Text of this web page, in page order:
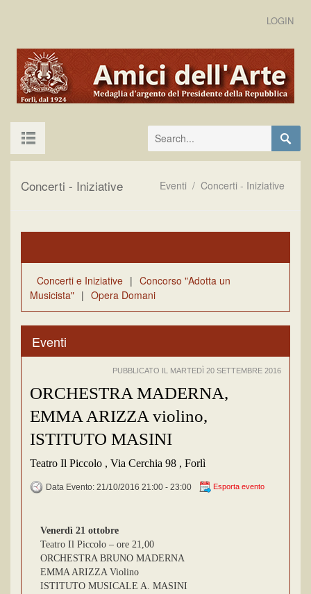
LOGIN
Concerti - Iniziative Eventi / Concerti - Iniziative
Concerti e Iniziative | Concorso "Adotta un
Musicista" | Opera Domani
Eventi
PUBBLICATO IL MARTEDÌ 20 SETTEMBRE 2016
ORCHESTRA MADERNA,
EMMA ARIZZA violino,
ISTITUTO MASINI
Teatro Il Piccolo , Via Cerchia 98 , Forlì
Data Evento: 21/10/2016 21:00 - 23:00 Esporta evento
Venerdì 21 ottobre
Teatro Il Piccolo – ore 21,00
ORCHESTRA BRUNO MADERNA
EMMA ARIZZA Violino
ISTITUTO MUSICALE A. MASINI